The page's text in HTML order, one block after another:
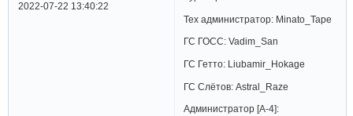
2022-07-22 13:40:22
Тех администратор: Minato_Tape
ГС ГОСС: Vadim_San
ГС Гетто: Liubamir_Hokage
ГС Слётов: Astral_Raze
Администратор [A-4]: